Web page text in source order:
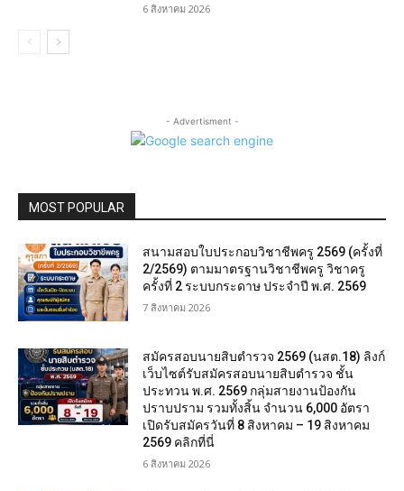
6 สิงหาคม 2026
- Advertisment -
MOST POPULAR
สนามสอบใบประกอบวิชาชีพครู 2569 (ครั้งที่
2/2569) ตามมาตรฐานวิชาชีพครู วิชาครู
ครั้งที่ 2 ระบบกระดาษ ประจำปี พ.ศ. 2569
7 สิงหาคม 2026
สมัครสอบนายสิบตำรวจ 2569 (นสต.18) ลิงก์
เว็บไซต์รับสมัครสอบนายสิบตำรวจ ชั้น
ประทวน พ.ศ. 2569 กลุ่มสายงานป้องกัน
ปราบปราม รวมทั้งสิ้น จำนวน 6,000 อัตรา
เปิดรับสมัครวันที่ 8 สิงหาคม – 19 สิงหาคม
2569 คลิกที่นี่
6 สิงหาคม 2026